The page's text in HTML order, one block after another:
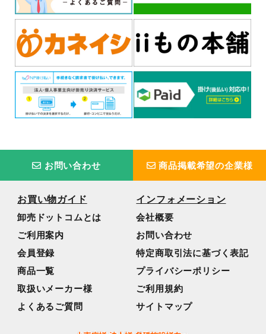
お問い合わせ 商品掲載希望の企業様
お買い物ガイド
卸売ドットコムとは
ご利用案内
会員登録
商品一覧
取扱いメーカー様
よくあるご質問
インフォメーション
会社概要
お問い合わせ
特定商取引法に基づく表記
プライバシーポリシー
ご利用規約
サイトマップ